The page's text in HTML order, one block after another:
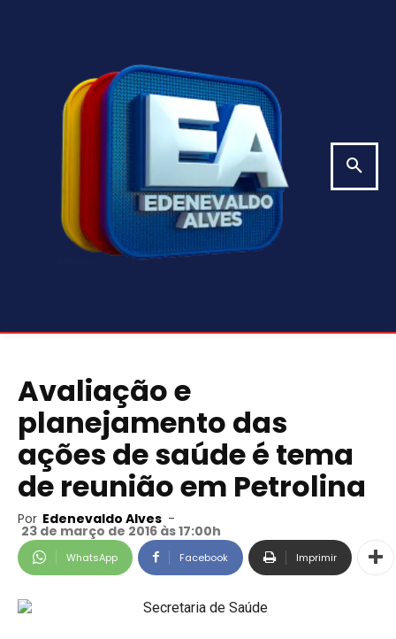
Avaliação e
planejamento das
ações de saúde é tema
de reunião em Petrolina
Por Edenevaldo Alves -
23 de março de 2016 às 17:00h
WhatsApp Facebook Imprimir